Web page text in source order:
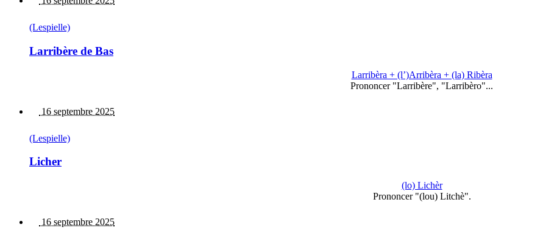
(Lespielle)
Larribère de Bas
Larribèra + (l’)Arribèra + (la) Ribèra
Prononcer "Larribère", "Larribèro"...
16 septembre 2025
(Lespielle)
Licher
(lo) Lichèr
Prononcer "(lou) Litchè".
16 septembre 2025